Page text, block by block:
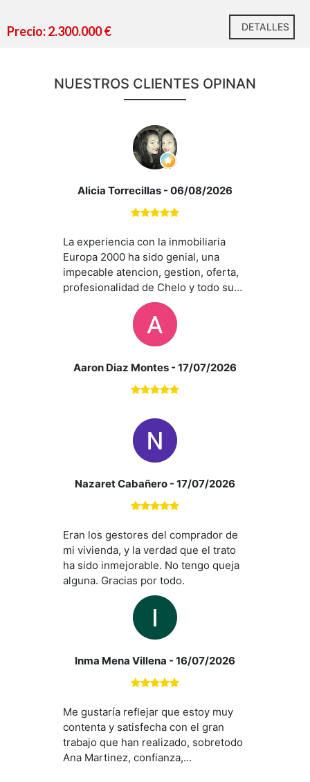
Precio: 2.300.000 € DETALLES
NUESTROS CLIENTES OPINAN
Alicia Torrecillas - 06/08/2026
La experiencia con la inmobiliaria
Europa 2000 ha sido genial, una
impecable atencion, gestion, oferta,
profesionalidad de Chelo y todo su
equipo. En especial la atencion de
Ana hacia nosotros ha sido
impecable y nos ha asesorado en
todo momento y se a ajustado a
nuestras necesidades. Sin duda un
Recomendados al 100%. Gracias
Aaron Diaz Montes - 17/07/2026
Nazaret Cabañero - 17/07/2026
Eran los gestores del comprador de
mi vivienda, y la verdad que el trato
ha sido inmejorable. No tengo queja
alguna. Gracias por todo.
Inma Mena Villena - 16/07/2026
Me gustaría reflejar que estoy muy
contenta y satisfecha con el gran
trabajo que han realizado, sobretodo
Ana Martinez, confianza,